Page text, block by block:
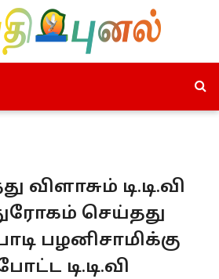
விளாசும் டி.டி.வி
செய்தது
பழனிசாமிக்கு
டி.டி.வி